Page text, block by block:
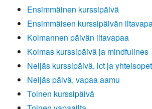
Ensimmäinen kurssipäivä
Ensimmäisen kurssipäivän
Kolmannen päivän iltavapaa
Kolmas kurssipäivä ja mindfullnes
Neljäs kurssipäivä, ict ja
Neljäs päivä, vapaa aamu
Toinen kurssipäivä